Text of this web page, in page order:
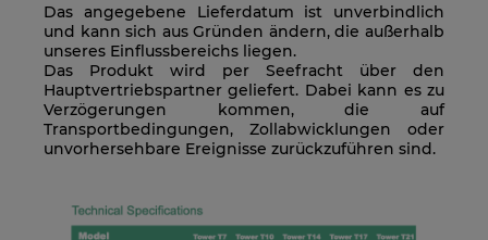
Das angegebene Lieferdatum ist unverbindlich
und kann sich aus Gründen ändern, die außerhalb
unseres Einflussbereichs liegen.
Das Produkt wird per Seefracht über den
Hauptvertriebspartner geliefert. Dabei kann es zu
Verzögerungen kommen, die auf
Transportbedingungen, Zollabwicklungen oder
unvorhersehbare Ereignisse zurückzuführen sind.